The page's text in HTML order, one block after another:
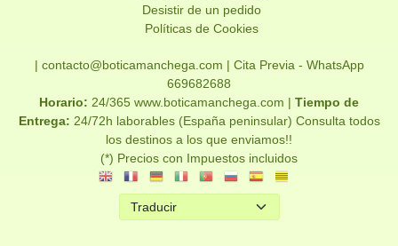
Desistir de un pedido
Políticas de Cookies
| contacto@boticamanchega.com | Cita Previa - WhatsApp
669682688
Horario: 24/365 www.boticamanchega.com | Tiempo de
Entrega: 24/72h laborables (España peninsular) Consulta todos
los destinos a los que enviamos!!
(*) Precios con Impuestos incluidos